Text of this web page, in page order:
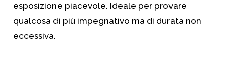
esposizione piacevole. Ideale per provare
qualcosa di più impegnativo ma di durata non
eccessiva.